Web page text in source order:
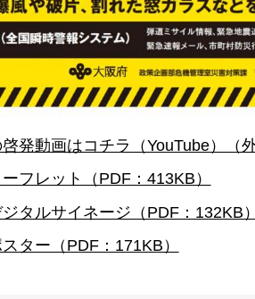
発動画はコチラ（YouTube）（
フレット（PDF：413KB）
タルサイネージ（PDF：132KB）
ター（PDF：171KB）